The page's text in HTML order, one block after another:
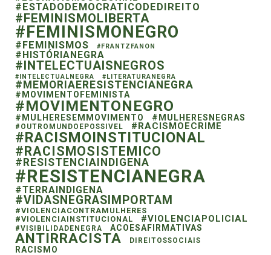
#ESTADODEMOCRATICODEDIREITO
#FEMINISMOLIBERTA
#FEMINISMONEGRO
#FEMINISMOS #FRANTZFANON
#HISTÓRIANEGRA
#INTELECTUAISNEGROS
#INTELECTUALNEGRA #LITERATURANEGRA
#MEMORIAERESISTENCIANEGRA
#MOVIMENTOFEMINISTA
#MOVIMENTONEGRO
#MULHERESEMMOVIMENTO #MULHERESNEGRAS
#OUTROMUNDOEPOSSIVEL #RACISMOECRIME
#RACISMOINSTITUCIONAL
#RACISMOSISTEMICO
#RESISTENCIAINDIGENA
#RESISTENCIANEGRA
#TERRAINDIGENA
#VIDASNEGRASIMPORTAM
#VIOLENCIACONTRAMULHERES
#VIOLENCIAINSTITUCIONAL
#VIOLENCIAPOLICIAL
#VISIBILIDADENEGRA ACOESAFIRMATIVAS
ANTIRRACISTA DIREITOSSOCIAIS
RACISMO